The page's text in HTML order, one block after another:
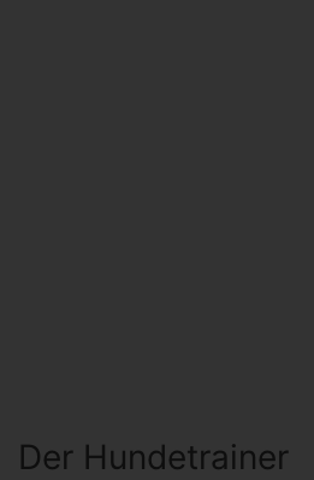
Der Hundetrainer